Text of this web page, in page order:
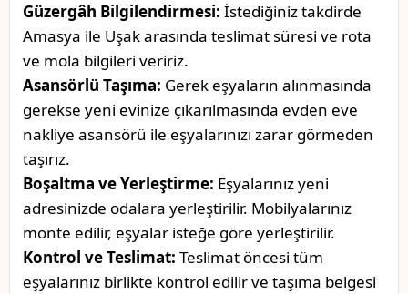
Güzergâh Bilgilendirmesi: İstediğiniz takdirde
Amasya ile Uşak arasında teslimat süresi ve rota
ve mola bilgileri veririz.
Asansörlü Taşıma: Gerek eşyaların alınmasında
gerekse yeni evinize çıkarılmasında evden eve
nakliye asansörü ile eşyalarınızı zarar görmeden
taşırız.
Boşaltma ve Yerleştirme: Eşyalarınız yeni
adresinizde odalara yerleştirilir. Mobilyalarınız
monte edilir, eşyalar isteğe göre yerleştirilir.
Kontrol ve Teslimat: Teslimat öncesi tüm
eşyalarınız birlikte kontrol edilir ve taşıma belgesi